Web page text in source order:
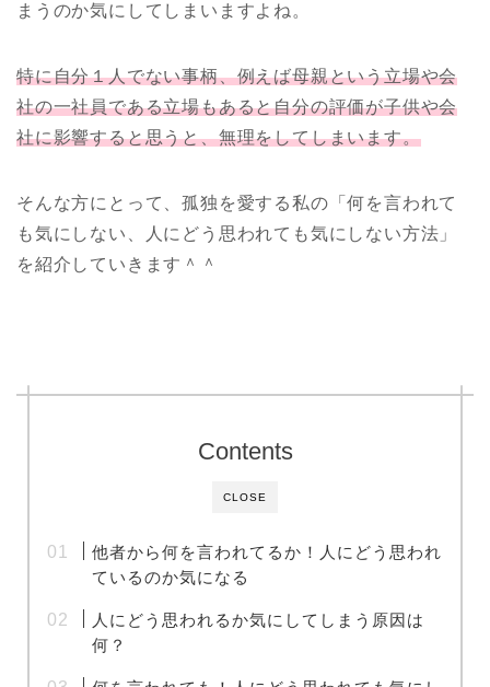
まうのか気にしてしまいますよね。
特に自分１人でない事柄、例えば母親という立場や会
社の一社員である立場もあると自分の評価が子供や会
社に影響すると思うと、無理をしてしまいます。
そんな方にとって、孤独を愛する私の「何を言われて
も気にしない、人にどう思われても気にしない方法」
を紹介していきます＾＾
CLOSE
Contents
他者から何を言われてるか！人にどう思われ
ているのか気になる
人にどう思われるか気にしてしまう原因は
何？